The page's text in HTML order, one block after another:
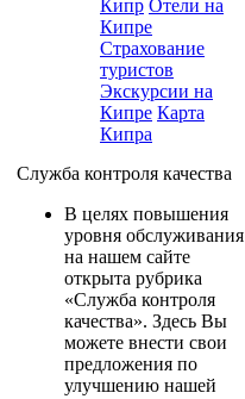
Кипр Отели на
Кипре
Страхование
туристов
Экскурсии на
Кипре Карта
Кипра
Служба контроля качества
В целях повышения
уровня обслуживания
на нашем сайте
открыта рубрика
«Служба контроля
качества». Здесь Вы
можете внести свои
предложения по
улучшению нашей